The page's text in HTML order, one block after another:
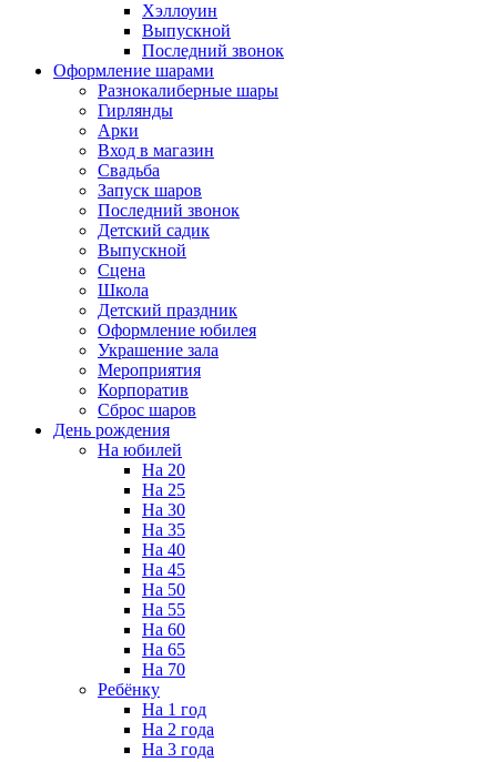
Хэллоуин
Выпускной
Последний звонок
Оформление шарами
Разнокалиберные шары
Гирлянды
Арки
Вход в магазин
Свадьба
Запуск шаров
Последний звонок
Детский садик
Выпускной
Сцена
Школа
Детский праздник
Оформление юбилея
Украшение зала
Мероприятия
Корпоратив
Сброс шаров
День рождения
На юбилей
На 20
На 25
На 30
На 35
На 40
На 45
На 50
На 55
На 60
На 65
На 70
Ребёнку
На 1 год
На 2 года
На 3 года